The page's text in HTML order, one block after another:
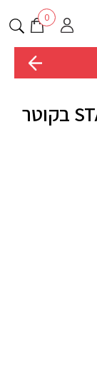
0
סיר בישול מברזל יצוק STAUB בקוטר